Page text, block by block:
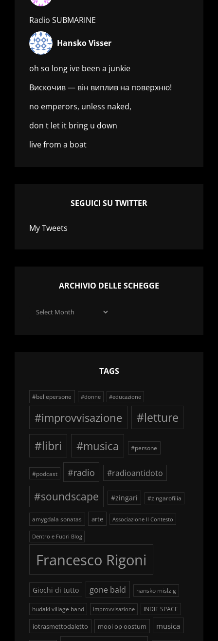
Radio SUBMARINE
Hansko Visser
oh so long ive been a junkie
Вискочив — він виплив на поверхню!
no emperors, unless naked,
don t let it bring u down
live from a boat
SEGUICI SU TWITTER
My Tweets
ARCHIVIO DELLE SCHEGGE
Archivio
TAGS
#bellepersone #donne #educazione
#improvvisazione
#letture
#libri
#musica #persone
#podcast #radio #radioantidoto
#soundscape #zingari #zingarofilia
amygdala sonatas arte Associazione Il Contesto
Dentro e Fuori Blog
Francesco Rigoni
Giochi di tutto gone bald hansko mislzig
hudaki village band improvvisazione INDIE SPACE
iotrasmettodaletto mooi op oostum musica